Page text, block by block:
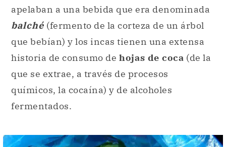
apelaban a una bebida que era denominada
balché (fermento de la corteza de un árbol
que bebían) y los incas tienen una extensa
historia de consumo de hojas de coca (de la
que se extrae, a través de procesos
químicos, la cocaína) y de alcoholes
fermentados.